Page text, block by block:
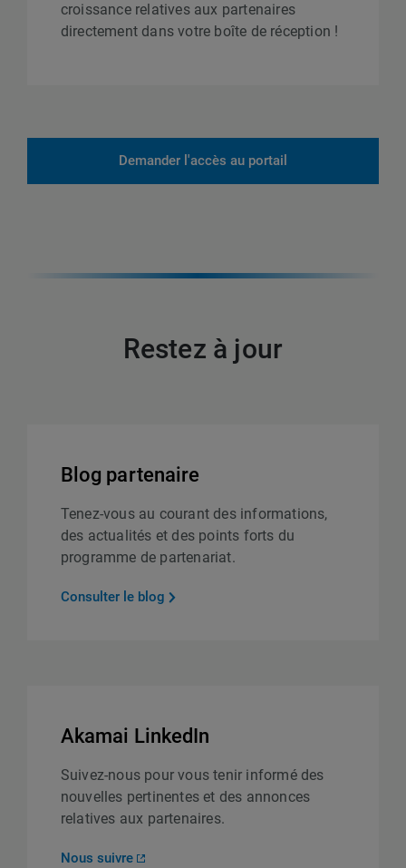
croissance relatives aux partenaires
directement dans votre boîte de réception !
Demander l'accès au portail
Restez à jour
Blog partenaire
Tenez-vous au courant des informations,
des actualités et des points forts du
programme de partenariat.
Consulter le blog
Akamai LinkedIn
Suivez-nous pour vous tenir informé des
nouvelles pertinentes et des annonces
relatives aux partenaires.
Nous suivre